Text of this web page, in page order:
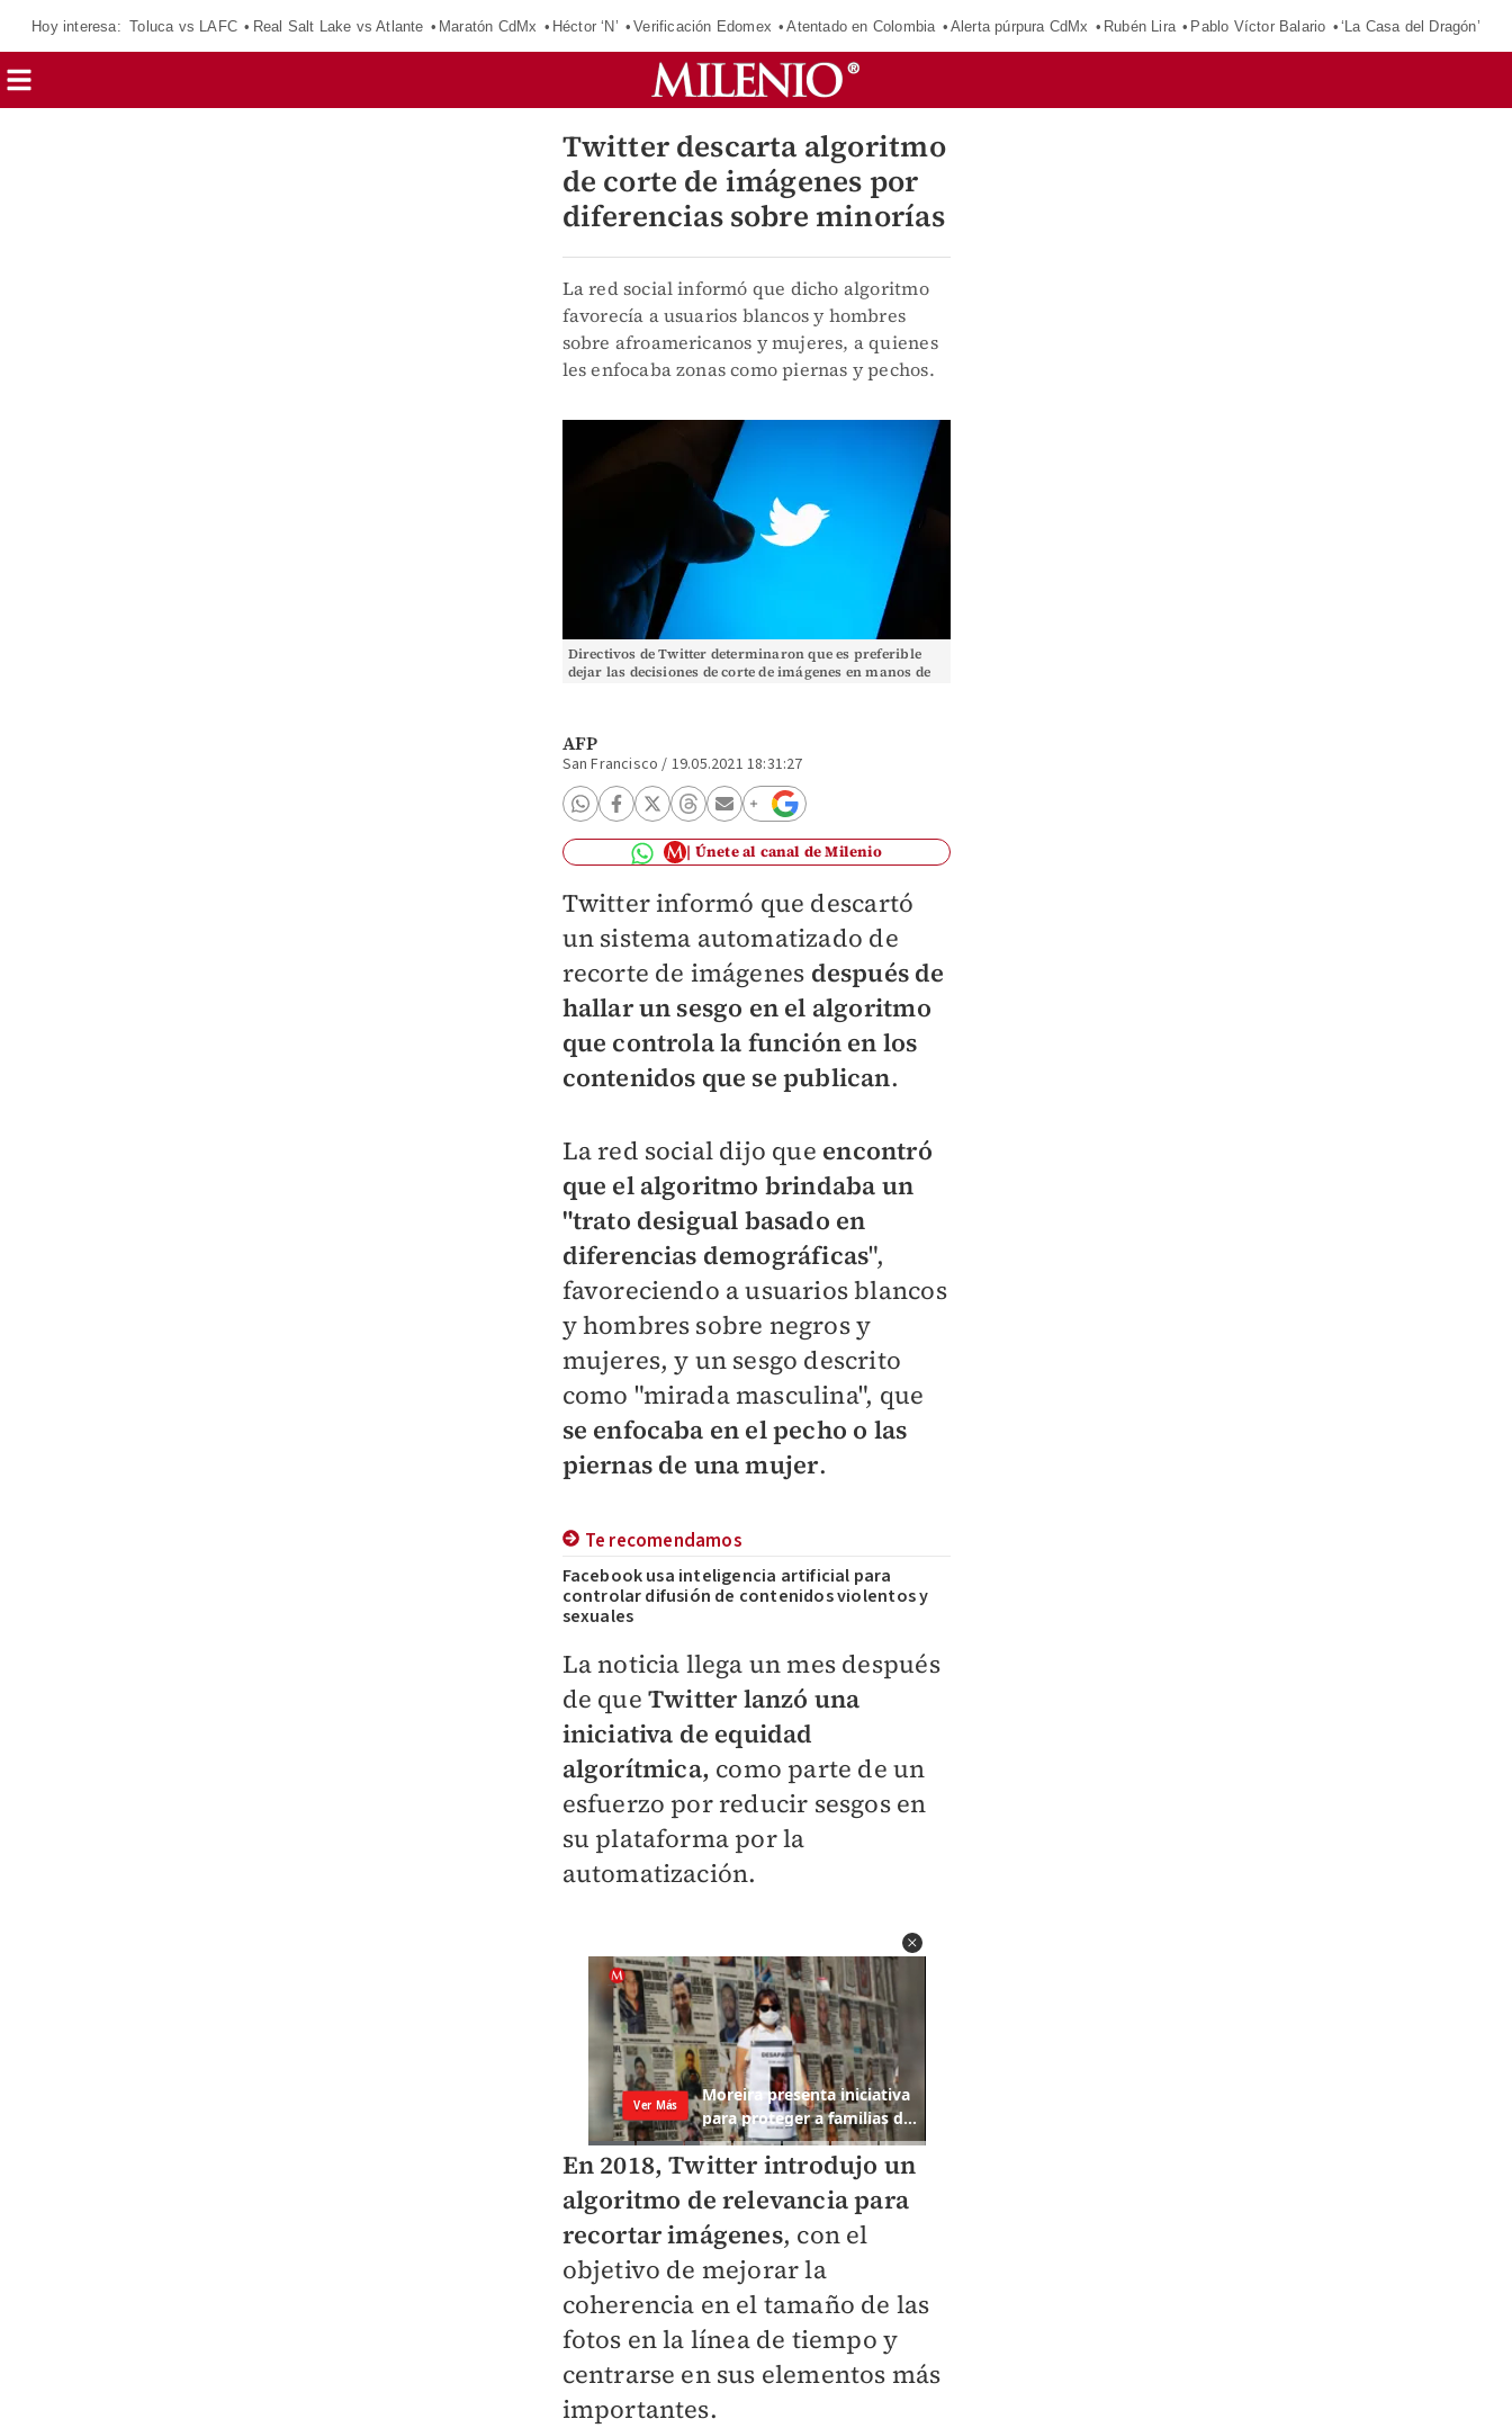
Hoy interesa: Toluca vs LAFC Real Salt Lake vs Atlante Maratón CdMx Héctor ‘N’ Verificación Edomex Atentado en Colombia Alerta púrpura CdMx Rubén Lira Pablo Víctor Balario ‘La Casa del Dragón’
Twitter descarta algoritmo
de corte de imágenes por
diferencias sobre minorías
La red social informó que dicho algoritmo
favorecía a usuarios blancos y hombres
sobre afroamericanos y mujeres, a quienes
les enfocaba zonas como piernas y pechos.
Directivos de Twitter determinaron que es preferible
dejar las decisiones de corte de imágenes en manos de
AFP
San Francisco / 19.05.2021 18:31:27
Únete al canal de Milenio
Twitter informó que descartó
un sistema automatizado de
recorte de imágenes después de
hallar un sesgo en el algoritmo
que controla la función en los
contenidos que se publican.
La red social dijo que encontró
que el algoritmo brindaba un
"trato desigual basado en
diferencias demográficas",
favoreciendo a usuarios blancos
y hombres sobre negros y
mujeres, y un sesgo descrito
como "mirada masculina", que
se enfocaba en el pecho o las
piernas de una mujer.
Te recomendamos
Facebook usa inteligencia artificial para
controlar difusión de contenidos violentos y
sexuales
La noticia llega un mes después
de que Twitter lanzó una
iniciativa de equidad
algorítmica, como parte de un
esfuerzo por reducir sesgos en
su plataforma por la
automatización.
En 2018, Twitter introdujo un
algoritmo de relevancia para
recortar imágenes, con el
objetivo de mejorar la
coherencia en el tamaño de las
fotos en la línea de tiempo y
centrarse en sus elementos más
importantes.